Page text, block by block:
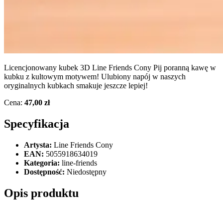
Licencjonowany kubek 3D Line Friends Cony Pij poranną kawę w
kubku z kultowym motywem! Ulubiony napój w naszych
oryginalnych kubkach smakuje jeszcze lepiej!
Cena: 47,00 zł
Specyfikacja
Artysta: Line Friends Cony
EAN: 5055918634019
Kategoria: line-friends
Dostępność: Niedostępny
Opis produktu